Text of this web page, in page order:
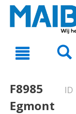
text.skipToNavigation
F8985
Egmont
ID